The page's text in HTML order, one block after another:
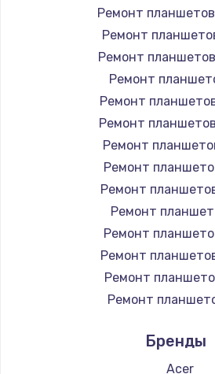
1320 руб.
Заказать
Чистка от
990 руб.
Заказать
Замена
875 руб.
Заказать
Установка
875 руб.
Замена
Ремонт
Ремонт
Ремонт
Ремонт
Ремонт
Ремонт
Ремонт
Ремонт
Ремонт
Ремонт
Ремонт
Ремонт
Ремонт
Ремонт
Ремонт планшетов
Ремонт планшетов
Бренды
Acer